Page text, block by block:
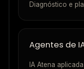
Diagnóstico e
Agentes de
IA Atena